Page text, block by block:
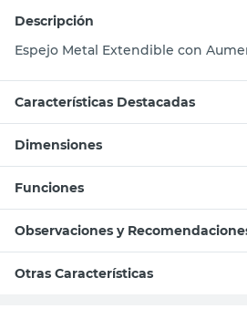
Descripción
Espejo Metal Extendible con
Características Destacadas
Dimensiones
Funciones
Observaciones y
Otras Características